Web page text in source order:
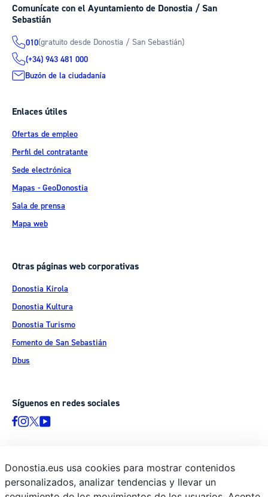
Comunícate con el Ayuntamiento de Donostia / San
Sebastián
010(gratuito desde Donostia / San Sebastián)
(+34) 943 481 000
Buzón de la ciudadanía
Enlaces útiles
Ofertas de empleo
Perfil del contratante
Sede electrónica
Mapas - GeoDonostia
Sala de prensa
Mapa web
Otras páginas web corporativas
Donostia Kirola
Donostia Kultura
Donostia Turismo
Fomento de San Sebastián
Dbus
Síguenos en redes sociales
© Donostiako Udala - Ayuntamiento de Donostia / San Sebastián
Ijentea 1, 20003 Donostia / San Sebastián
Donostia.eus usa cookies para mostrar contenidos
personalizados, analizar tendencias y llevar un